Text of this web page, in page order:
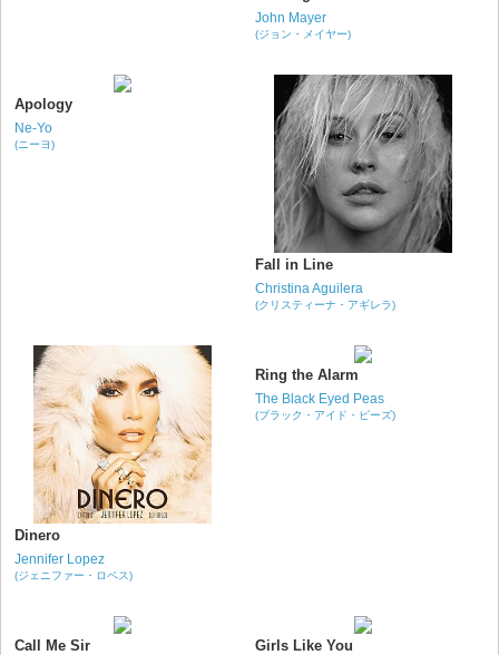
John Mayer
(ジョン・メイヤー)
Apology
Ne-Yo
(ニーヨ)
Fall in Line
Christina Aguilera
(クリスティーナ・アギレラ)
Dinero
Jennifer Lopez
(ジェニファー・ロペス)
Ring the Alarm
The Black Eyed Peas
(ブラック・アイド・ピーズ)
Call Me Sir Girls Like You